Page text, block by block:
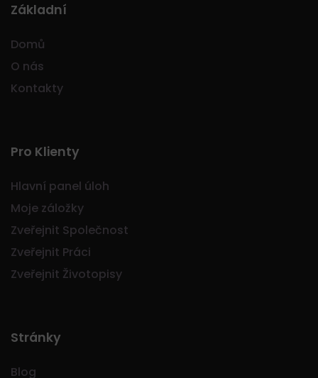
Základní
Domů
O nás
Kontakty
Pro Klienty
Hlavní panel úloh
Moje záložky
Zveřejnit Společnost
Zveřejnit Práci
Zveřejnit Životopisy
Stránky
Blog